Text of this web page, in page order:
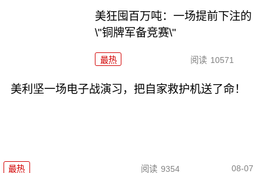
美狂囤百万吨：一场提前下注的
\"铜牌军备竞赛\"
最热 阅读 10571
美利坚一场电子战演习，把自家救护机送了命！
最热 阅读 9354 08-07